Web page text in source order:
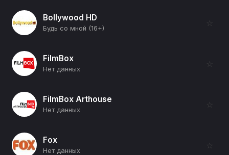
Bollywood HD
Будь со мной (16+)
☆
FilmBox
Нет данных
☆
FilmBox Arthouse
Нет данных
☆
Fox
Нет данных
☆